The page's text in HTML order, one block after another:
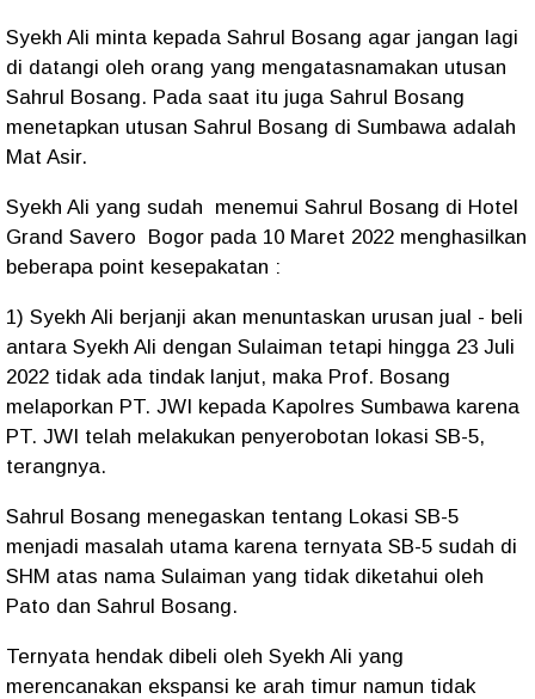
Syekh Ali minta kepada Sahrul Bosang agar jangan lagi
di datangi oleh orang yang mengatasnamakan utusan
Sahrul Bosang. Pada saat itu juga Sahrul Bosang
menetapkan utusan Sahrul Bosang di Sumbawa adalah
Mat Asir.
Syekh Ali yang sudah menemui Sahrul Bosang di Hotel
Grand Savero Bogor pada 10 Maret 2022 menghasilkan
beberapa point kesepakatan :
1) Syekh Ali berjanji akan menuntaskan urusan jual - beli
antara Syekh Ali dengan Sulaiman tetapi hingga 23 Juli
2022 tidak ada tindak lanjut, maka Prof. Bosang
melaporkan PT. JWI kepada Kapolres Sumbawa karena
PT. JWI telah melakukan penyerobotan lokasi SB-5,
terangnya.
Sahrul Bosang menegaskan tentang Lokasi SB-5
menjadi masalah utama karena ternyata SB-5 sudah di
SHM atas nama Sulaiman yang tidak diketahui oleh
Pato dan Sahrul Bosang.
Ternyata hendak dibeli oleh Syekh Ali yang
merencanakan ekspansi ke arah timur namun tidak